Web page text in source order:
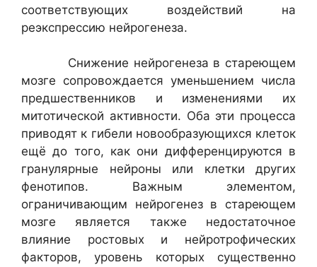
соответствующих воздействий на
реэкспрессию нейрогенеза.
Снижение нейрогенеза в стареющем
мозге сопровождается уменьшением числа
предшественников и изменениями их
митотической активности. Оба эти процесса
приводят к гибели новообразующихся клеток
ещё до того, как они дифференцируются в
гранулярные нейроны или клетки других
фенотипов. Важным элементом,
ограничивающим нейрогенез в стареющем
мозге является также недостаточное
влияние ростовых и нейротрофических
факторов, уровень которых существенно